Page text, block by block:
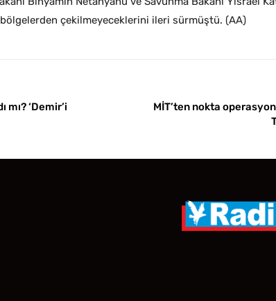
çekilmeyeceklerini ileri sürmüştü. (AA)
‘Demir’i
MİT’ten nokta